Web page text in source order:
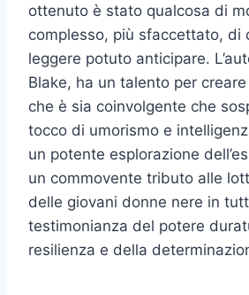
ottenuto è stato qualcosa di
complesso, più sfaccettato, di
leggere potuto anticipare.
Blake, ha un talento per
che è sia coinvolgente che
tocco di umorismo e
un potente esplorazione
un commovente tributo alle
delle giovani donne nere in
testimonianza del potere
resilienza e della